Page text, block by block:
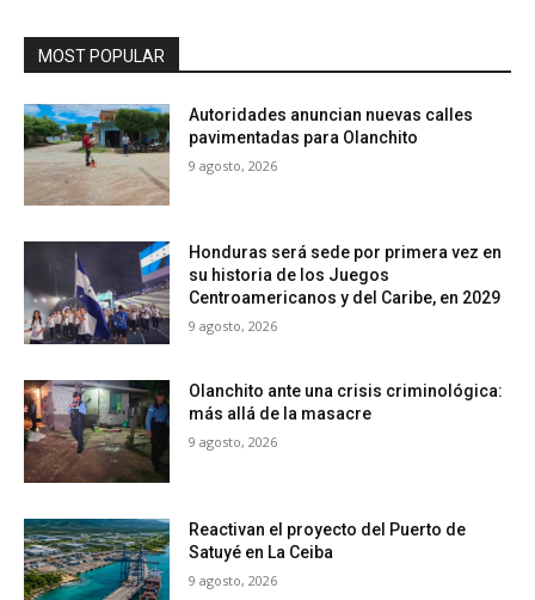
MOST POPULAR
Autoridades anuncian nuevas calles
pavimentadas para Olanchito
9 agosto, 2026
Honduras será sede por primera vez en
su historia de los Juegos
Centroamericanos y del Caribe, en 2029
9 agosto, 2026
Olanchito ante una crisis criminológica:
más allá de la masacre
9 agosto, 2026
Reactivan el proyecto del Puerto de
Satuyé en La Ceiba
9 agosto, 2026